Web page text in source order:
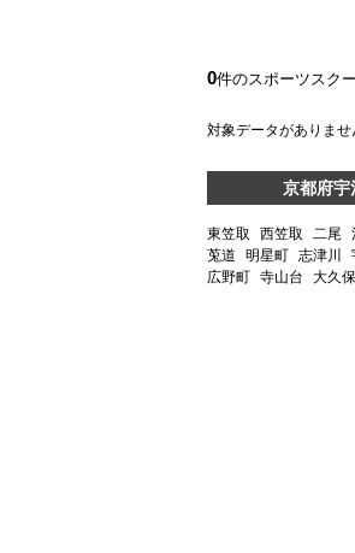
0件のスポーツスク
対象データがありませ
京都府宇
東笠取 西笠取 二尾
莵道
明星町 志津川
広野町 寺山台 大久